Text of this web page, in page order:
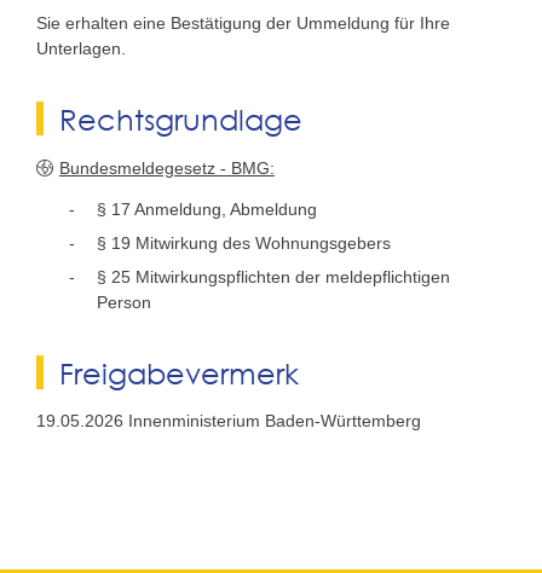
Sie erhalten eine Bestätigung der Ummeldung für Ihre
Unterlagen.
Rechtsgrundlage
Bundesmeldegesetz - BMG:
§ 17 Anmeldung, Abmeldung
§ 19 Mitwirkung des Wohnungsgebers
§ 25 Mitwirkungspflichten der meldepflichtigen
Person
Freigabevermerk
19.05.2026 Innenministerium Baden-Württemberg